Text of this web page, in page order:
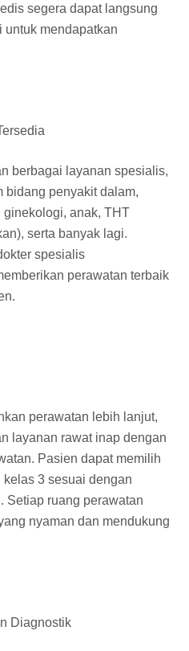
segera dapat langsung
untuk mendapatkan
berbagai layanan spesialis,
bidang penyakit dalam,
ginekologi, anak, THT
serta banyak lagi.
spesialis
perawatan terbaik
perawatan lebih lanjut,
layanan rawat inap dengan
Pasien dapat memilih
3 sesuai dengan
Setiap ruang perawatan
nyaman dan mendukung
Diagnostik